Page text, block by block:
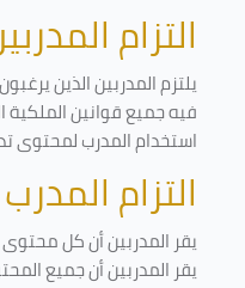
التزام
يلتزم المدربين الذين
فيه جميع قوانين الملكية
استخدام المدرب لمحتوى
التزام
يقر المدربين أن كل
يقر المدربين أن جميع